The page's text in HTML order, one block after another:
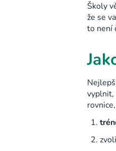
Školy
že se
to není
vyplnit,